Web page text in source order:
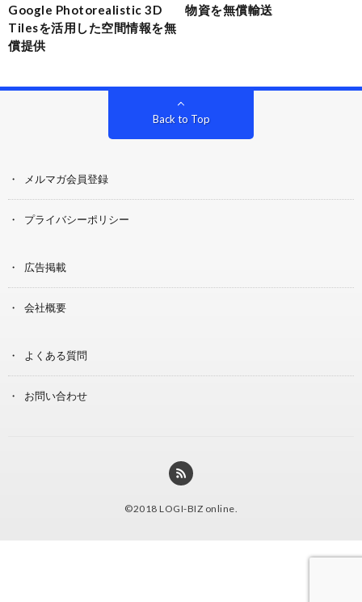
Google Photorealistic 3D
Tilesを活用した空間情報を無
償提供
物資を無償輸送
Back to Top
メルマガ会員登録
プライバシーポリシー
広告掲載
会社概要
よくある質問
お問い合わせ
©2018 LOGI-BIZ online